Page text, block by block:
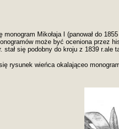
monogram Mikołaja I (panował do
może być oceniona przez
się podobny do kroju z 1839 r.ale
rysunek wieńca okalająceo